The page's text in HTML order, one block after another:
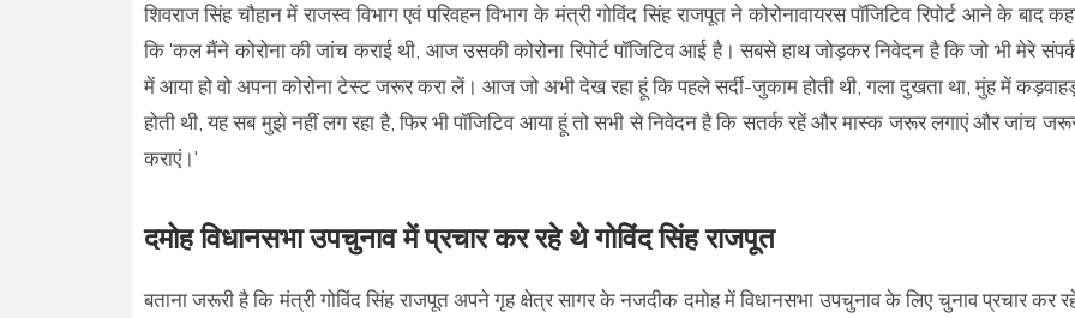
शिवराज सिंह चौहान में राजस्व विभाग एवं परिवहन विभाग के मंत्री गोविंद सिंह राजपूत ने कोरोनावायरस पॉजिटिव रिपोर्ट आने के बाद
कि 'कल मैंने कोरोना की जांच कराई थी, आज उसकी कोरोना रिपोर्ट पॉजिटिव आई है। सबसे हाथ जोड़कर निवेदन है कि जो भी मेरे
में आया हो वो अपना कोरोना टेस्ट जरूर करा लें। आज जो अभी देख रहा हूं कि पहले सर्दी-जुकाम होती थी, गला दुखता था, मुंह में
होती थी, यह सब मुझे नहीं लग रहा है, फिर भी पॉजिटिव आया हूं तो सभी से निवेदन है कि सतर्क रहें और मास्क जरूर लगाएं और जांच
कराएं।'
दमोह विधानसभा उपचुनाव में प्रचार कर रहे थे गोविंद सिंह राजपूत
बताना जरूरी है कि मंत्री गोविंद सिंह राजपूत अपने गृह क्षेत्र सागर के नजदीक दमोह में विधानसभा उपचुनाव के लिए चुनाव प्रचार कर